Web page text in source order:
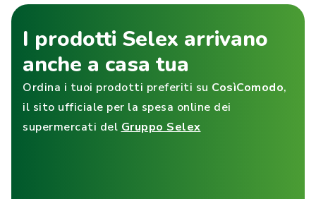
I prodotti Selex arrivano
anche a casa tua
Ordina i tuoi prodotti preferiti su CosìComodo,
il sito ufficiale per la spesa online dei
supermercati del Gruppo Selex